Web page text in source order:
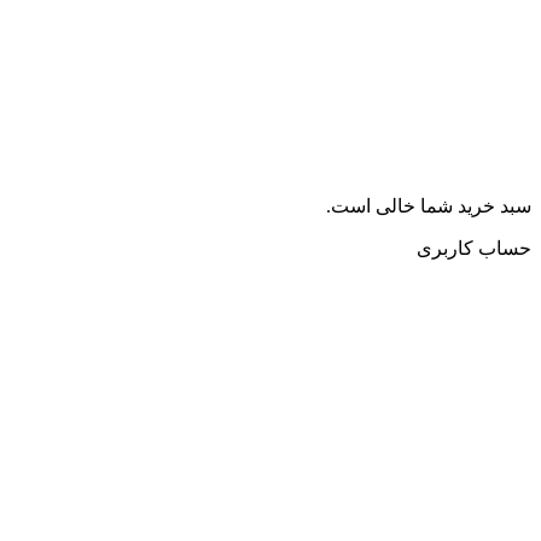
سبد خرید شما خالی است.
حساب کاربری